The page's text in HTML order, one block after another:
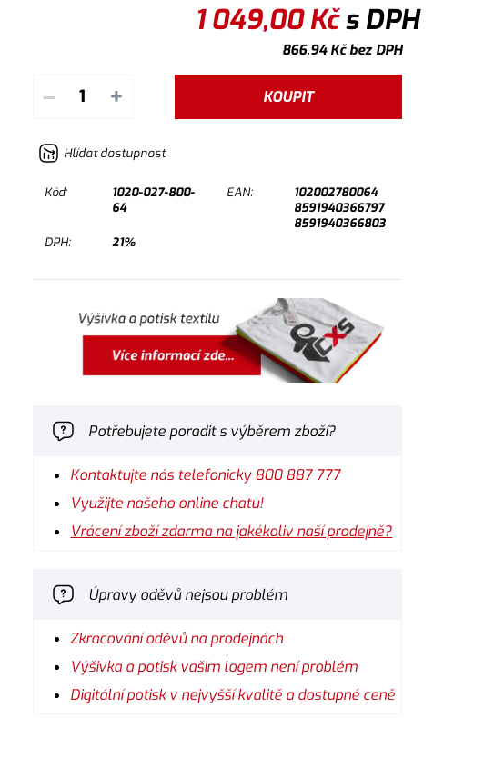
1 049,00Kčs DPH
866,94Kčbez DPH
– + KOUPIT
Hlídat dostupnost
Kód:
1020-027-800-
64
EAN:
102002780064
8591940366797
8591940366803
DPH:
21%
Potřebujete poradit s výběrem zboží?
Kontaktujte nás telefonicky 800 887 777
Využijte našeho online chatu!
Vrácení zboží zdarma na jakékoliv naší prodejně?
Úpravy oděvů nejsou problém
Zkracování oděvů na prodejnách
Výšivka a potisk vašim logem není problém
Digitální potisk v nejvyšší kvalitě a dostupné ceně